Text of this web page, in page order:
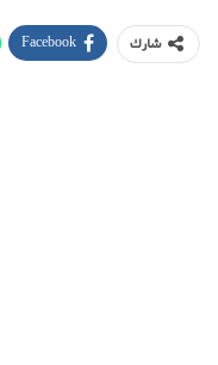
شارك Facebook